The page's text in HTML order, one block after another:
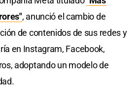
, anunció el cambio de
de contenidos de sus redes y
en Instagram, Facebook,
adoptando un modelo de